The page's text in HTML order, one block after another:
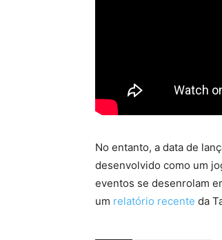
No entanto, a data de
desenvolvido como um
eventos se desenrolam
um relatório recente da